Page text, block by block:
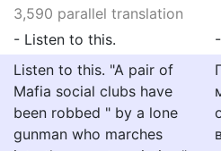
3,590 parallel translation
- Listen to this.
Listen to this. "A pair of
Mafia social clubs have
been robbed " by a lone
gunman who marches